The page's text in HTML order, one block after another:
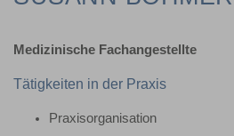
Medizinische Fachangestellte
Tätigkeiten in der Praxis
Praxisorganisation